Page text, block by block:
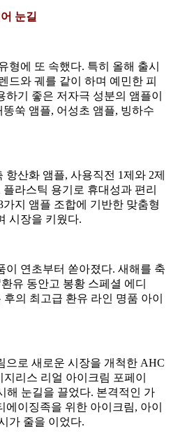
눈길
형에 또 속했다. 특히 올해 출시
드와 궤를 같이 하며 예민한 피
기 좋은 저자극 성분의 앰플이
쑥 앰플, 어성초 앰플, 빙하수
산화 앰플, 사용직전 1제와 2제
라스틱 용기로 휴대성과 편리
지 앰플 조합에 기반한 맞춤형
시장을 키웠다.
이 연초부터 쏟아졌다. 새해를 축
유 동안고 봉황 스페셜 에디
의 최고급 환유 라인 명품 아이
으로 새로운 시장을 개척한 AHC
리스 리얼 아이크림 포페이
해 눈길을 끌었다. 본격적인 가
이징족을 위한 아이크림, 아이
가 줄을 이었다.